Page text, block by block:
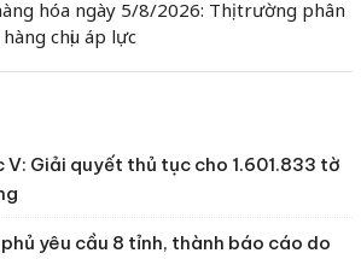
hóa ngày 5/8/2026: Thị trường phân
chịu áp lực
V: Giải quyết thủ tục cho 1.601.833 tờ
yêu cầu 8 tỉnh, thành báo cáo do